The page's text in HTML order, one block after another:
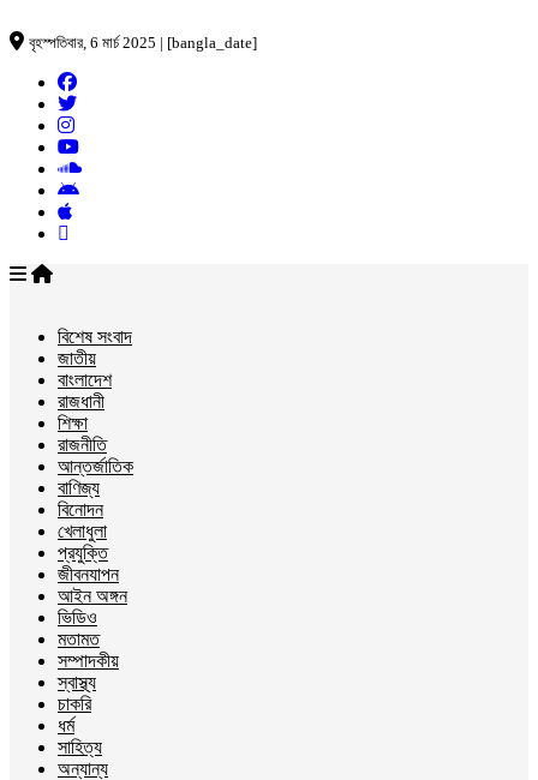
বৃহস্পতিবার, 6 মার্চ 2025 | [bangla_date]
বিশেষ সংবাদ
জাতীয়
বাংলাদেশ
রাজধানী
শিক্ষা
রাজনীতি
আন্তর্জাতিক
বাণিজ্য
বিনোদন
খেলাধুলা
প্রযুক্তি
জীবনযাপন
আইন অঙ্গন
ভিডিও
মতামত
সম্পাদকীয়
স্বাস্থ্য
চাকরি
ধর্ম
সাহিত্য
অন্যান্য